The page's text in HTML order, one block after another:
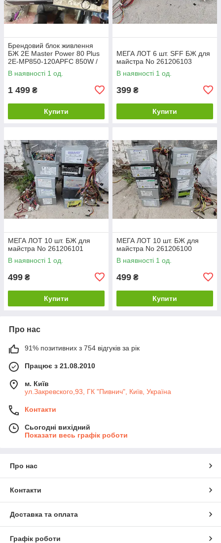
Брендовий блок живлення
БЖ 2E Master Power 80 Plus
2E-MP850-120APFC 850W /
850 Вт No 26290602
В наявності 1 од.
1 499 ₴
Купити
МЕГА ЛОТ 6 шт. SFF БЖ для
майстра No 261206103
В наявності 1 од.
399 ₴
Купити
МЕГА ЛОТ 10 шт. БЖ для
майстра No 261206101
В наявності 1 од.
499 ₴
Купити
МЕГА ЛОТ 10 шт. БЖ для
майстра No 261206100
В наявності 1 од.
499 ₴
Купити
Про нас
91% позитивних з 754 відгуків за рік
Працює з 21.08.2010
м. Київ
ул.Закревского,93, ГК "Пивнич", Київ, Україна
Контакти
Сьогодні вихідний
Показати весь графік роботи
Про нас
Контакти
Доставка та оплата
Графік роботи